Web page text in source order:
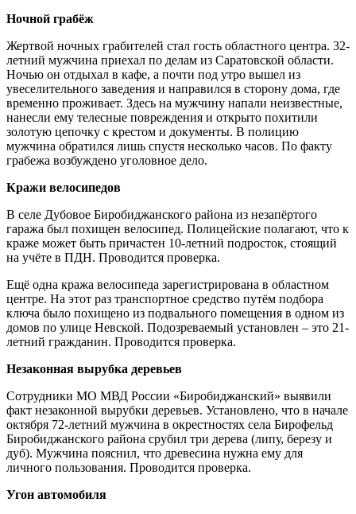
Ночной грабёж
Жертвой ночных грабителей стал гость областного центра. 32-
летний мужчина приехал по делам из Саратовской области.
Ночью он отдыхал в кафе, а почти под утро вышел из
увеселительного заведения и направился в сторону дома, где
временно проживает. Здесь на мужчину напали неизвестные,
нанесли ему телесные повреждения и открыто похитили
золотую цепочку с крестом и документы. В полицию
мужчина обратился лишь спустя несколько часов. По факту
грабежа возбуждено уголовное дело.
Кражи велосипедов
В селе Дубовое Биробиджанского района из незапёртого
гаража был похищен велосипед. Полицейские полагают, что к
краже может быть причастен 10-летний подросток, стоящий
на учёте в ПДН. Проводится проверка.
Ещё одна кража велосипеда зарегистрирована в областном
центре. На этот раз транспортное средство путём подбора
ключа было похищено из подвального помещения в одном из
домов по улице Невской. Подозреваемый установлен – это 21-
летний гражданин. Проводится проверка.
Незаконная вырубка деревьев
Сотрудники МО МВД России «Биробиджанский» выявили
факт незаконной вырубки деревьев. Установлено, что в начале
октября 72-летний мужчина в окрестностях села Бирофельд
Биробиджанского района срубил три дерева (липу, березу и
дуб). Мужчина пояснил, что древесина нужна ему для
личного пользования. Проводится проверка.
Угон автомобиля